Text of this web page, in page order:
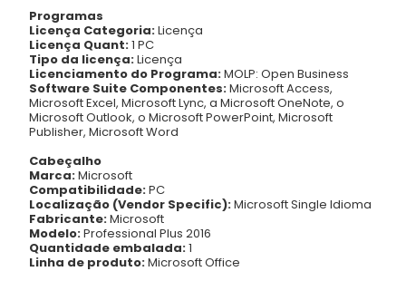
Programas
Licença Categoria:Licença
Licença Quant:1 PC
Tipo da licença:Licença
Licenciamento do Programa:MOLP: Open Business
Software Suite Componentes:Microsoft Access,
Microsoft Excel, Microsoft Lync, a Microsoft OneNote, o
Microsoft Outlook, o Microsoft PowerPoint, Microsoft
Publisher, Microsoft Word
Cabeçalho
Marca:Microsoft
Compatibilidade:PC
Localização (Vendor Specific):Microsoft Single Idioma
Fabricante:Microsoft
Modelo:Professional Plus 2016
Quantidade embalada:1
Linha de produto:Microsoft Office